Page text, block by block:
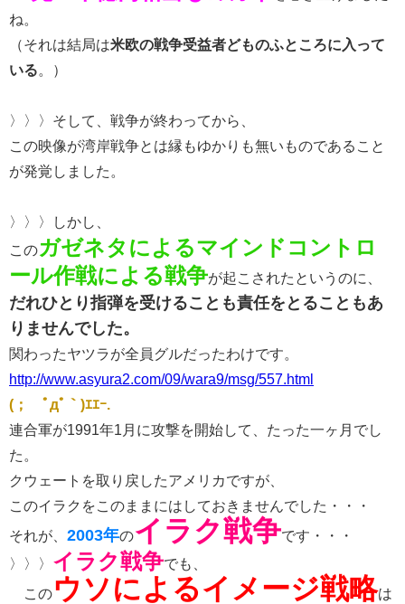
ね。
（それは結局は米欧の戦争受益者どものふところに入って
いる 。）
〉〉〉そして、戦争が終わってから、
この映像が湾岸戦争とは縁もゆかりも無いものであること
が発覚しました。
〉〉〉しかし、
このガゼネタによるマインドコントロ
ール作戦による戦争が起こされたというのに、
だれひとり指弾を受けることも責任をとることもあ
りませんでした。
関わったヤツラが全員グルだったわけです。
http://www.asyura2.com/09/wara9/msg/557.html
(；´ﾟдﾟ｀)ｴｴｰ.
連合軍が1991年1月に攻撃を開始して、たった一ヶ月でし
た。
クウェートを取り戻したアメリカですが、
このイラクをこのままにはしておきませんでした・・・
それが、 2003年のイラク戦争です・・・
〉〉〉 イラク戦争でも、
このウソによるイメージ戦略は